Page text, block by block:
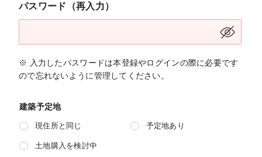
パスワード（再入力）
※ 入力したパスワードは本登録やログインの際に必要です
ので忘れないように管理してください。
建築予定地
現住所と同じ 予定地あり
土地購入を検討中